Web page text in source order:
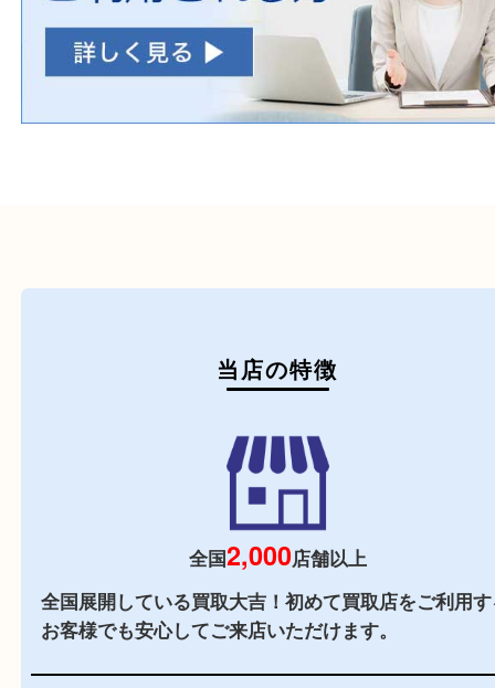
毒物・劇物 動物製品
たばこ その他